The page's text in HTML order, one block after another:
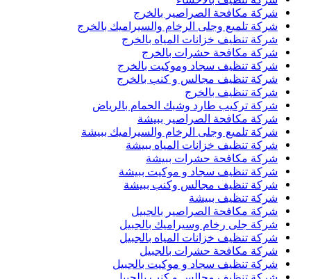
شركة مكافحة الصراصير بالخرج
شركة تلميع وجلى الرخام والسيراميك بالخرج
شركة تنظيف خزانات المياه بالخرج
شركة مكافحة حشرات بالخرج
شركة تنظيف سجاد وموكيت بالخرج
شركة تنظيف مجالس و كنب بالخرج
شركة تنظيف بالخرج
شركة تركيب طارد وشبك الحمام بالرياض
شركة مكافحة الصراصير ببيشة
شركة تلميع وجلى الرخام والسيراميك ببيشة
شركة تنظيف خزانات المياه ببيشة
شركة مكافحة حشرات ببيشة
شركة تنظيف سجاد و موكيت ببيشة
شركة تنظيف مجالس وكنب ببيشة
شركة تنظيف ببيشة
شركة مكافحة الصراصير بالجبيل
شركة جلى رخام وسيراميك بالجبيل
شركة تنظيف خزانات المياه بالجبيل
شركة مكافحة حشرات بالجبيل
شركة تنظيف سجاد و موكيت بالجبيل